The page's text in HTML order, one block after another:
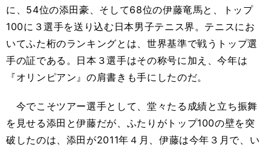
に、54位の添田豪、そして68位の伊藤竜馬と、トップ
100に３選手を送り込む日本男子テニス界。テニスにお
いてふた桁のランキングとは、世界基準で戦うトップ選
手の証である。日本３選手はその称号に加え、今年は
『オリンピアン』の肩書きも手にしたのだ。
今でこそツアー選手として、堂々たる成績と立ち振舞
を見せる添田と伊藤だが、ふたりがトップ100の壁を突
破したのは、添田が2011年４月、伊藤は今年３月で、い